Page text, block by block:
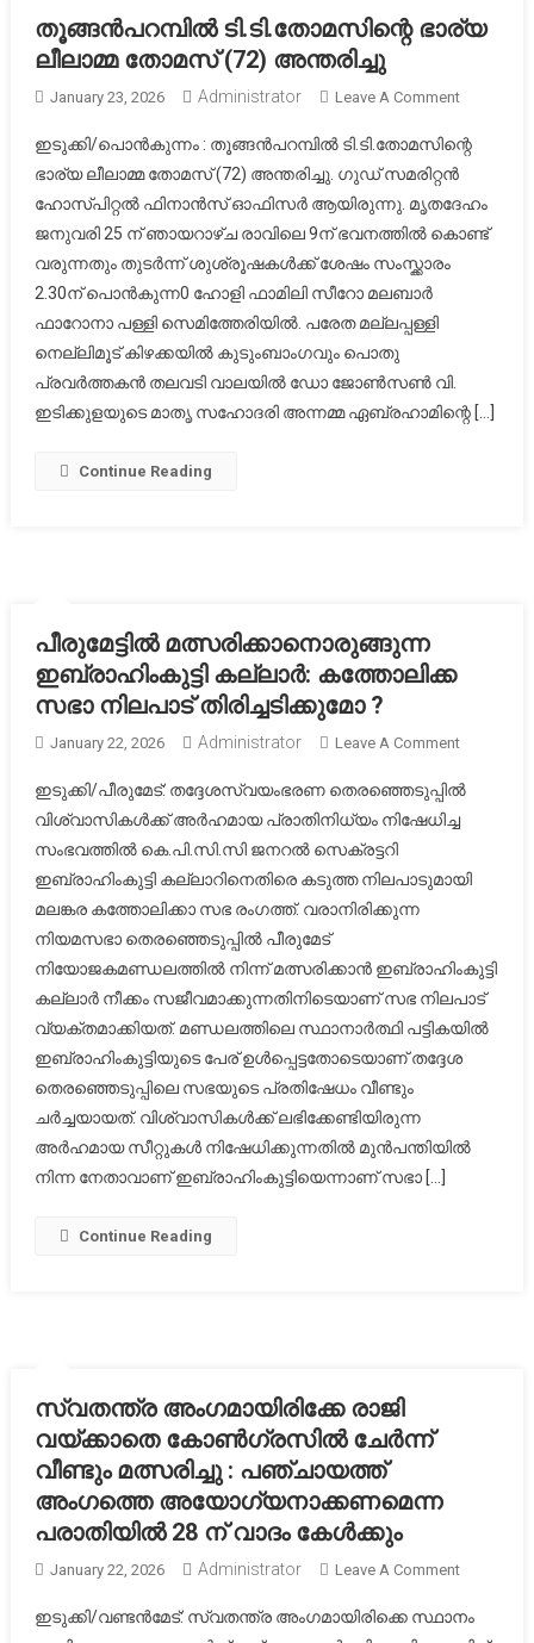
തൂങ്ങൻപറമ്പിൽ ടി.ടി.തോമസിന്റെ ഭാര്യ
ലീലാമ്മ തോമസ് (72) അന്തരിച്ചു
January 23, 2026 Administrator Leave A CommentOn
ഭാര്യ
ലീലാമ്മ
തോമസ്
ഇടുക്കി/പൊൻകുന്നം : തൂങ്ങൻപറമ്പിൽ ടി.ടി.തോമസിന്റെ
ഭാര്യ ലീലാമ്മ തോമസ് (72) അന്തരിച്ചു. ഗുഡ് സമരിറ്റൻ
ഹോസ്പിറ്റൽ ഫിനാൻസ് ഓഫിസർ ആയിരുന്നു. മൃതദേഹം
ജനുവരി 25 ന് ഞായറാഴ്ച രാവിലെ 9ന് ഭവനത്തിൽ കൊണ്ട്
വരുന്നതും തുടർന്ന് ശുശ്രൂഷകൾക്ക് ശേഷം സംസ്ക്കാരം
2.30ന് പൊൻകുന്ന0 ഹോളി ഫാമിലി സീറോ മലബാർ
ഫാറോനാ പള്ളി സെമിത്തേരിയിൽ. പരേത മല്ലപ്പള്ളി
നെല്ലിമൂട് കിഴക്കയിൽ കുടുംബാംഗവും പൊതു
പ്രവർത്തകൻ തലവടി വാലയിൽ ഡോ ജോൺസൺ വി.
ഇടിക്കുളയുടെ മാതൃ സഹോദരി അന്നമ്മ ഏബ്രഹാമിന്റെ […]
Continue Reading
പീരുമേട്ടിൽ മത്സരിക്കാനൊരുങ്ങുന്ന
ഇബ്രാഹിംകുട്ടി കല്ലാർ: കത്തോലിക്ക
സഭാ നിലപാട് തിരിച്ചടിക്കുമോ ?
January 22, 2026 Administrator Leave A CommentOn
ഇടുക്കി/പീരുമേട്: തദ്ദേശസ്വയംഭരണ തെരഞ്ഞെടുപ്പിൽ
വിശ്വാസികൾക്ക് അർഹമായ പ്രാതിനിധ്യം നിഷേധിച്ച
സംഭവത്തിൽ കെ.പി.സി.സി ജനറൽ സെക്രട്ടറി
ഇബ്രാഹിംകുട്ടി കല്ലാറിനെതിരെ കടുത്ത നിലപാടുമായി
മലങ്കര കത്തോലിക്കാ സഭ രംഗത്ത്. വരാനിരിക്കുന്ന
നിയമസഭാ തെരഞ്ഞെടുപ്പിൽ പീരുമേട്
നിയോജകമണ്ഡലത്തിൽ നിന്ന് മത്സരിക്കാൻ ഇബ്രാഹിംകുട്ടി
കല്ലാർ നീക്കം സജീവമാക്കുന്നതിനിടെയാണ് സഭ നിലപാട്
വ്യക്തമാക്കിയത്. മണ്ഡലത്തിലെ സ്ഥാനാർത്ഥി പട്ടികയിൽ
ഇബ്രാഹിംകുട്ടിയുടെ പേര് ഉൾപ്പെട്ടതോടെയാണ് തദ്ദേശ
തെരഞ്ഞെടുപ്പിലെ സഭയുടെ പ്രതിഷേധം വീണ്ടും
ചർച്ചയായത്. വിശ്വാസികൾക്ക് ലഭിക്കേണ്ടിയിരുന്ന
അർഹമായ സീറ്റുകൾ നിഷേധിക്കുന്നതിൽ മുൻപന്തിയിൽ
നിന്ന നേതാവാണ് ഇബ്രാഹിംകുട്ടിയെന്നാണ് സഭാ […]
Continue Reading
സ്വതന്ത്ര അംഗമായിരിക്കേ രാജി
വയ്ക്കാതെ കോൺഗ്രസിൽ ചേർന്ന്
വീണ്ടും മത്സരിച്ചു : പഞ്ചായത്ത്
അംഗത്തെ അയോഗ്യനാക്കണമെന്ന
പരാതിയിൽ 28 ന് വാദം കേൾക്കും
January 22, 2026 Administrator Leave A CommentOn
ഇടുക്കി/വണ്ടൻമേട്: സ്വതന്ത്ര അംഗമായിരിക്കെ സ്ഥാനം